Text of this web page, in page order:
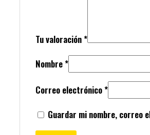
Tu valoración*
Nombre*
Correo electrónico*
Guardar mi nombre, correo